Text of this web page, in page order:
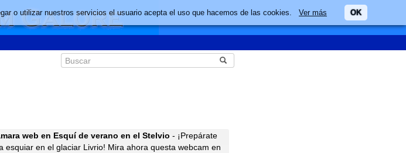
web en Esquí de verano en el Stelvio - ¡Prepárate
esquiar en el glaciar Livrio! Mira ahora questa webcam en
o utilizar nuestros servicios el usuario acepta el uso que hacemos de las cookies. Ver más OK